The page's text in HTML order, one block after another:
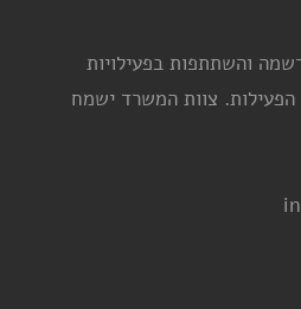
והשתתפות בפעילויות
צוות המשרד ישמח